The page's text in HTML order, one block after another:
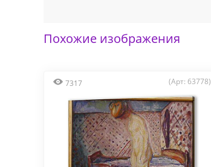
Похожие изображения
7317 (Арт: 63778)